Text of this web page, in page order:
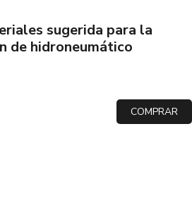
sugerida para la
de hidroneumático
COMPRAR